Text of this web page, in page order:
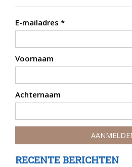
E-mailadres *
Voornaam
Achternaam
RECENTE BERICHTEN